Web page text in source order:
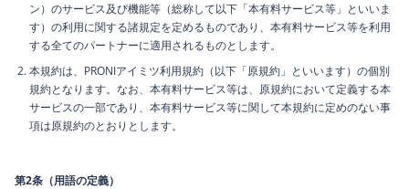
ン）のサービス及び機能等（総称して以下「本有料サービス等」といいま
す）の利用に関する諸規定を定めるものであり、本有料サービス等を利用
する全てのパートナーに適用されるものとします。
本規約は、PRONIアイミツ利用規約（以下「原規約」といいます）の個別
規約となります。なお、本有料サービス等は、原規約において定義する本
サービスの一部であり、本有料サービス等に関して本規約に定めのない事
項は原規約のとおりとします。
第2条（用語の定義）